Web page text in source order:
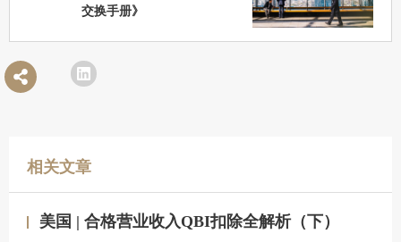
交换手册》
相关文章
美国 | 合格营业收入QBI扣除全解析（下）